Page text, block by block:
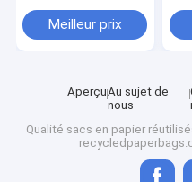
Reusable Paper Bags
With Your Own Logo
Meilleur prix
AperçuAu sujet de
nous
Qualité sacs en papier